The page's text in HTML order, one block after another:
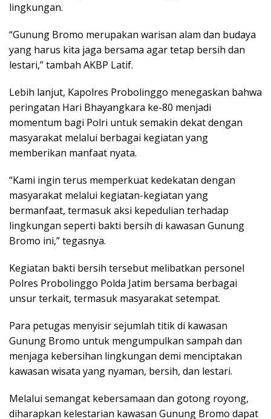
lingkungan.
“Gunung Bromo merupakan warisan alam dan budaya
yang harus kita jaga bersama agar tetap bersih dan
lestari,” tambah AKBP Latif.
Lebih lanjut, Kapolres Probolinggo menegaskan bahwa
peringatan Hari Bhayangkara ke-80 menjadi
momentum bagi Polri untuk semakin dekat dengan
masyarakat melalui berbagai kegiatan yang
memberikan manfaat nyata.
“Kami ingin terus memperkuat kedekatan dengan
masyarakat melalui kegiatan-kegiatan yang
bermanfaat, termasuk aksi kepedulian terhadap
lingkungan seperti bakti bersih di kawasan Gunung
Bromo ini,” tegasnya.
Kegiatan bakti bersih tersebut melibatkan personel
Polres Probolinggo Polda Jatim bersama berbagai
unsur terkait, termasuk masyarakat setempat.
Para petugas menyisir sejumlah titik di kawasan
Gunung Bromo untuk mengumpulkan sampah dan
menjaga kebersihan lingkungan demi menciptakan
kawasan wisata yang nyaman, bersih, dan lestari.
Melalui semangat kebersamaan dan gotong royong,
diharapkan kelestarian kawasan Gunung Bromo dapat